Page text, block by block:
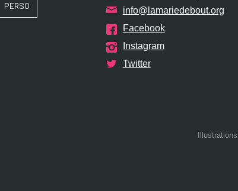
PERSO
info@lamariedebout.org
Facebook
Instagram
Twitter
Illustrations